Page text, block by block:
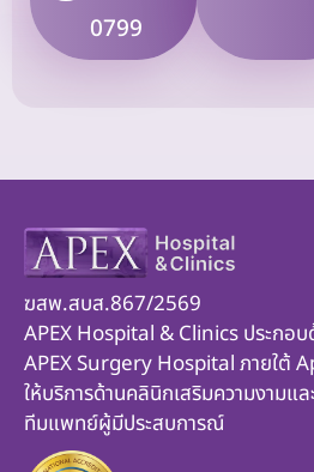
0799
ฆสพ.สบส.867/2569
APEX Hospital & Clinics ประกอบ
APEX Surgery Hospital ภายใต้
ให้บริการด้านคลินิกเสริมความงามแ
ทีมแพทย์ผู้มีประสบการณ์